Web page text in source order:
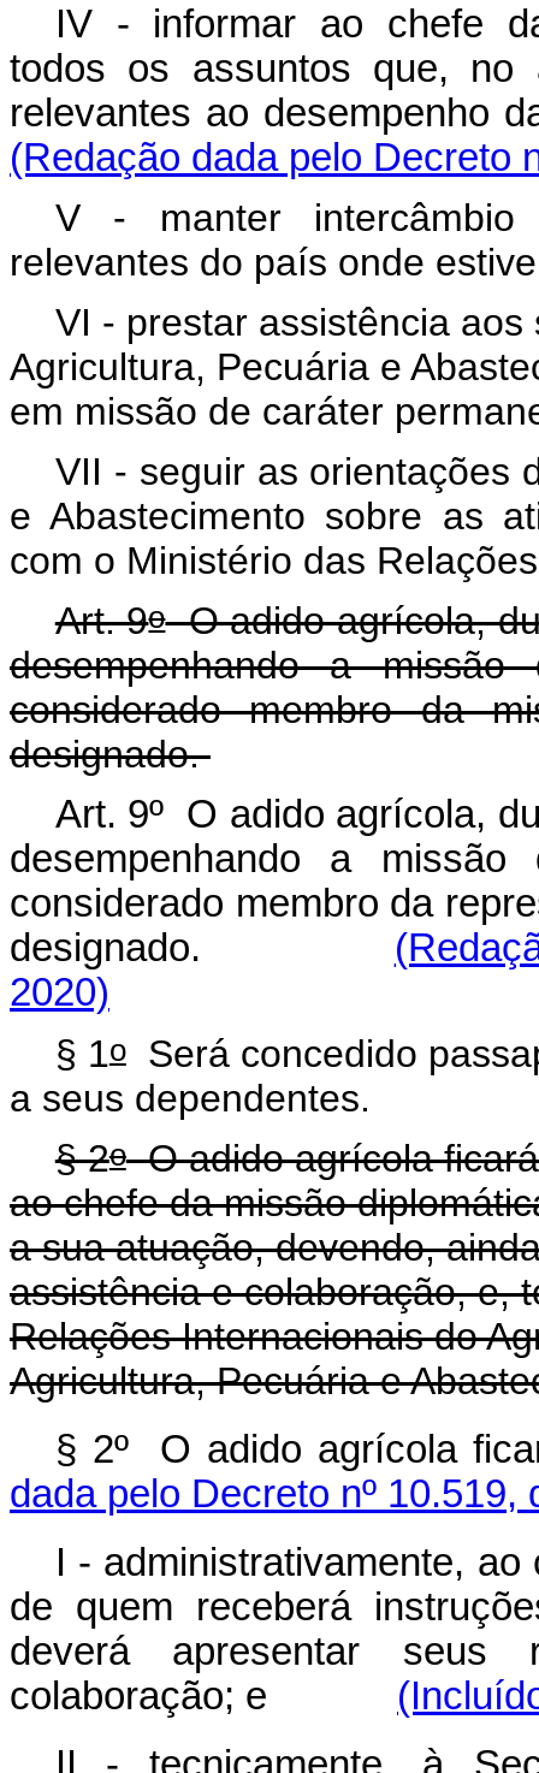
IV - informar ao chefe
todos os assuntos que, no
relevantes ao desempenho
(Redação dada pelo Decreto
V - manter
relevantes do país onde
VI - prestar assistência
Agricultura, Pecuária e
em missão de caráter
VII - seguir as orientações
e Abastecimento sobre as
com o Ministério das
Art. 9oO adido agrícola,
desempenhando a
considerado membro da
designado.
Art. 9º O adido agrícola,
desempenhando a
considerado membro da
designado.
2020)
§ 1oSerá concedido
a seus dependentes.
§ 2oO adido agrícola
ao chefe da missão
a sua atuação, devendo,
assistência e colaboração, e,
Relações Internacionais do
Agricultura, Pecuária e
§ 2º O adido agrícola
dada pelo Decreto nº 10.519,
I - administrativamente,
de quem receberá
deverá apresentar seus
colaboração; e